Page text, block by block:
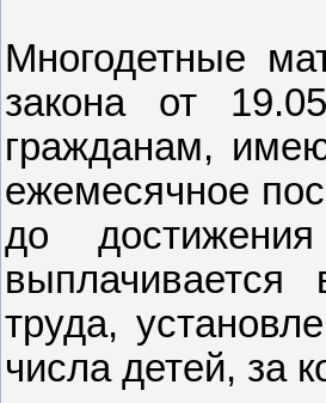
Многодетные
закона от
гражданам,
ежемесячное
до
труда,
числа детей, за